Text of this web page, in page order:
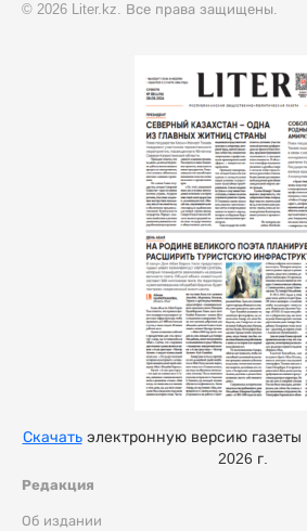
© 2026 Liter.kz. Все права защищены.
Редакция
Об издании
Скачатьэлектронную версию газеты
2026 г.